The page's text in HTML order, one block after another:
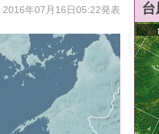
2016年07月16日05:22発表